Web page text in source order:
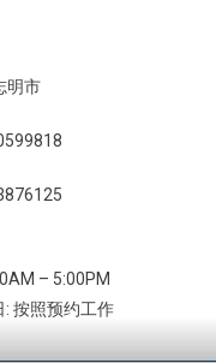
明市
– 5:00PM
: 按照预约工作